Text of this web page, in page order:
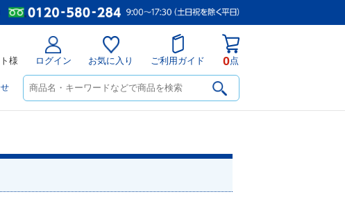
様 ログイン お気に入り ご利用ガイド 0点